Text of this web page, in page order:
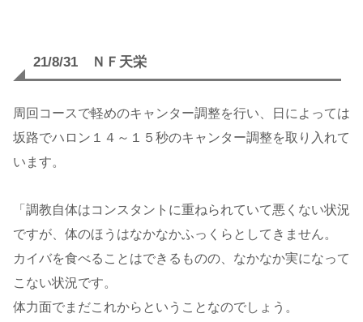
21/8/31 ＮＦ天栄
周回コースで軽めのキャンター調整を行い、日によっては
坂路でハロン１４～１５秒のキャンター調整を取り入れて
います。
「調教自体はコンスタントに重ねられていて悪くない状況
ですが、体のほうはなかなかふっくらとしてきません。
カイバを食べることはできるものの、なかなか実になって
こない状況です。
体力面でまだこれからということなのでしょう。